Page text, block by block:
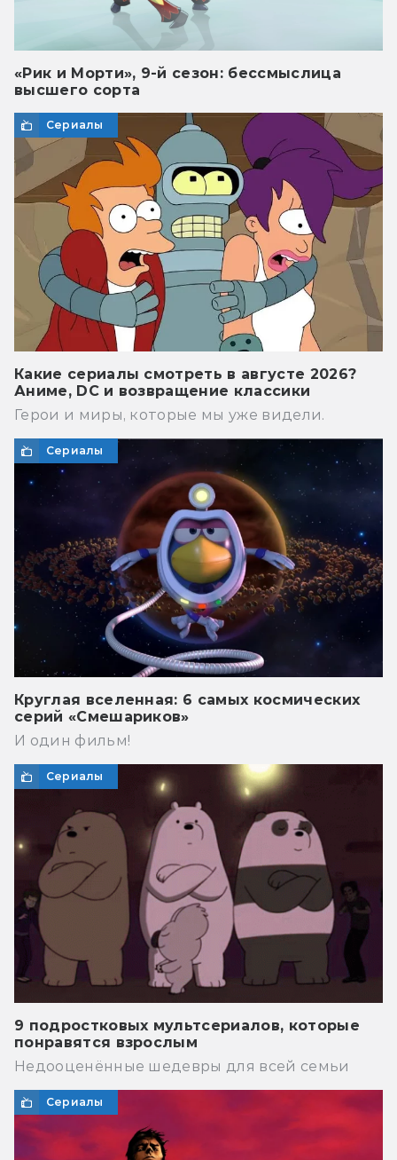
«Рик и Морти», 9-й сезон: бессмыслица
высшего сорта
Сериалы
Какие сериалы смотреть в августе 2026?
Аниме, DC и возвращение классики
Герои и миры, которые мы уже видели.
Сериалы
Круглая вселенная: 6 самых космических
серий «Смешариков»
И один фильм!
Сериалы
9 подростковых мультсериалов, которые
понравятся взрослым
Недооценённые шедевры для всей семьи
Сериалы